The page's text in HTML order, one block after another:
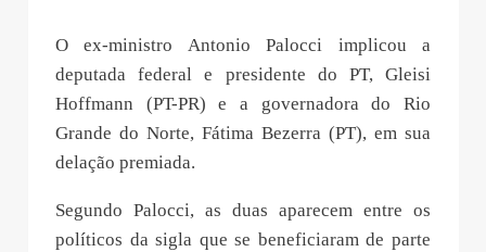
O ex-ministro Antonio Palocci implicou a
deputada federal e presidente do PT, Gleisi
Hoffmann (PT-PR) e a governadora do Rio
Grande do Norte, Fátima Bezerra (PT), em sua
delação premiada.
Segundo Palocci, as duas aparecem entre os
políticos da sigla que se beneficiaram de parte